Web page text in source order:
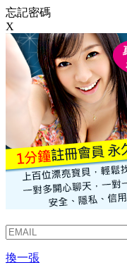
忘記密碼
X
換一張